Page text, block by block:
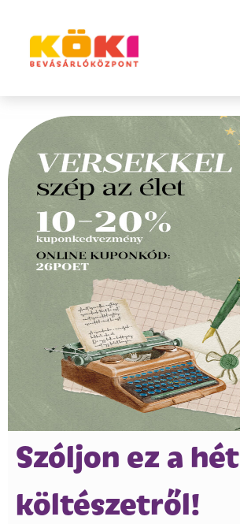
Szóljon ez a
költészetről!